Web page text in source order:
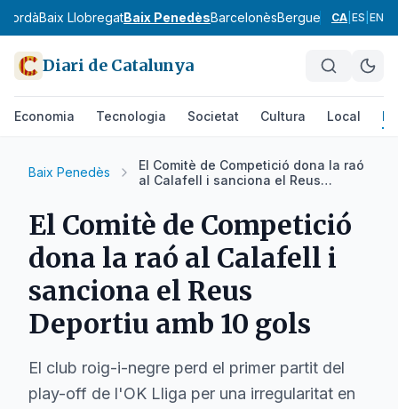
Baix LlobregatBaix PenedèsBarcelonèsBerguedàCerdanya
CA ES EN
Diari de Catalunya
Economia Tecnologia Societat Cultura Local
Baix Penedès
El Comitè de Competició dona la raó
al Calafell i sanciona el Reus
El Comitè de Competició
dona la raó al Calafell i
sanciona el Reus
Deportiu amb 10 gols
El club roig-i-negre perd el primer partit del
play-off de l'OK Lliga per una irregularitat en